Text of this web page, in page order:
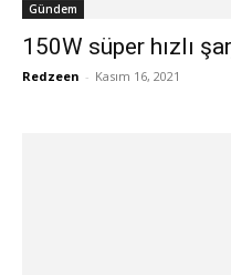
Gündem
150W süper hızlı
Redzeen - Kasım 16, 2021